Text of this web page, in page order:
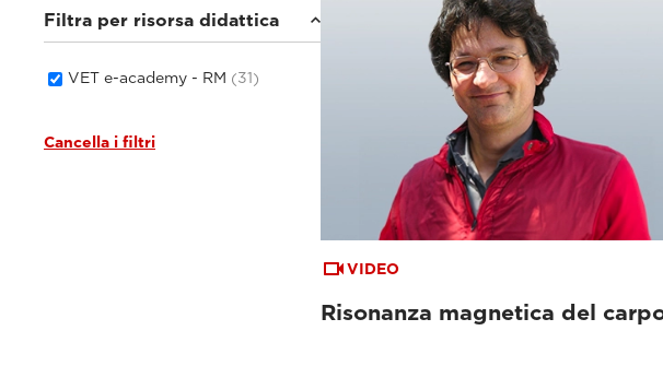
Filtra per risorsa didattica
VET e-academy - RM (31)
Cancella i filtri
VIDEO
Risonanza magnetica del